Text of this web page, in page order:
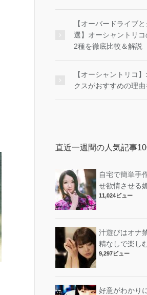
【オーバードライブ
選】オーシャントリ
2種を徹底比較＆解説
【オーシャントリコ
クスがおすすめの理由
直近一週間の人気記事
自宅で簡単手
せ欲情させる
11,024ビュー
汁遊びはオナ
精なしで楽し
9,297ビュー
好意がわかり